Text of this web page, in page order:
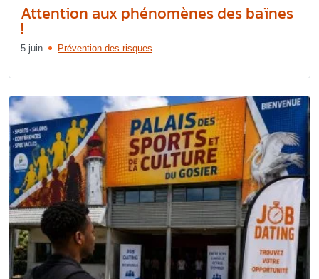
Attention aux phénomènes des baïnes
!
5 juin Prévention des risques